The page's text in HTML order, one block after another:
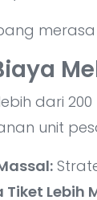
merasa
dari
unit
Lebih